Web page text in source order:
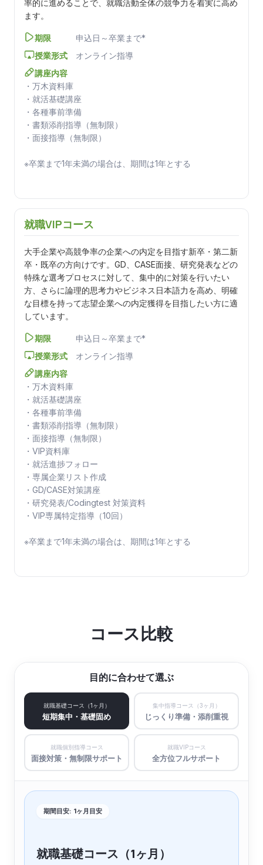
率的に進めることで、就職活動全体の競争力を着実に高め
ます。
期限
申込日～卒業まで*
授業形式
オンライン指導
講座内容
・万木資料庫
・就活基礎講座
・各種事前準備
・書類添削指導（無制限）
・面接指導（無制限）
※卒業まで1年未満の場合は、期間は1年とする
就職VIPコース
大手企業や高競争率の企業への内定を目指す新卒・第二新
卒・既卒の方向けです。GD、CASE面接、研究発表などの
特殊な選考プロセスに対して、集中的に対策を行いたい
方、さらに論理的思考力やビジネス日本語力を高め、明確
な目標を持って志望企業への内定獲得を目指したい方に適
しています。
期限
申込日～卒業まで*
授業形式
オンライン指導
講座内容
・万木資料庫
・就活基礎講座
・各種事前準備
・書類添削指導（無制限）
・面接指導（無制限）
・VIP資料庫
・就活進捗フォロー
・専属企業リスト作成
・GD/CASE対策講座
・研究発表/Codingtest 対策資料
・VIP専属特定指導（10回）
※卒業まで1年未満の場合は、期間は1年とする
コース比較
目的に合わせて選ぶ
就職基礎コース（1ヶ月）
短期集中・基礎固め
集中指導コース（3ヶ月）
じっくり準備・添削重視
就職個別指導コース
面接対策・無制限サポート
就職VIPコース
全方位フルサポート
期間目安: 1ヶ月目安
就職基礎コース（1ヶ月）